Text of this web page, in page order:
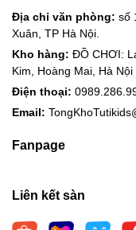
Địa chỉ văn phòng: số
Xuân, TP Hà Nội.
Kho hàng: ĐỒ CHƠI:
Kim, Hoàng Mai, Hà Nội
Điện thoại:
Email:
Fanpage
Liên kết sàn